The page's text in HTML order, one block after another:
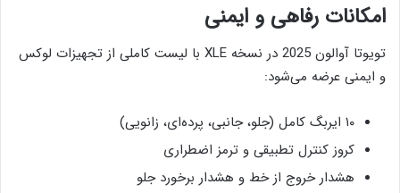
امکانات رفاهی و ایمنی
تویوتا آوالون 2025 در نسخه XLE با لیست کاملی از تجهیزات لوکس
و ایمنی عرضه می‌شود:
۱۰ ایربگ کامل (جلو، جانبی، پرده‌ای، زانویی)
کروز کنترل تطبیقی و ترمز اضطراری
هشدار خروج از خط و هشدار برخورد جلو